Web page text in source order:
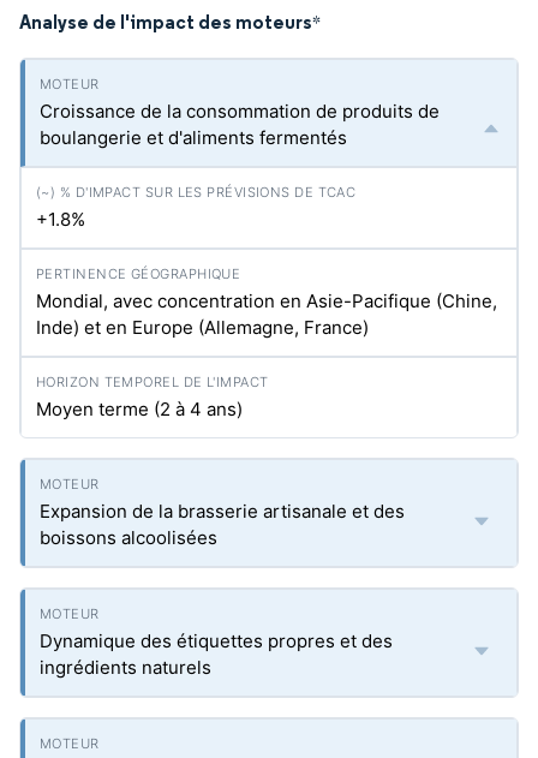
Analyse de l'impact des moteurs*
Croissance de la consommation de produits de
boulangerie et d'aliments fermentés
+1.8%
Mondial, avec concentration en Asie-Pacifique (Chine,
Inde) et en Europe (Allemagne, France)
Moyen terme (2 à 4 ans)
Expansion de la brasserie artisanale et des
boissons alcoolisées
Dynamique des étiquettes propres et des
ingrédients naturels